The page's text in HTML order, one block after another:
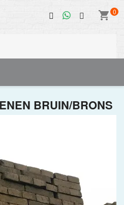
shopping_cart 0
BRUIN/BRONS